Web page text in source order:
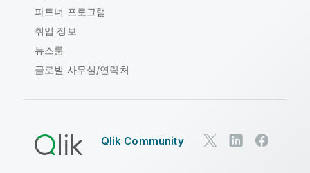
파트너 프로그램
취업 정보
뉴스룸
글로벌 사무실/연락처
Qlik Community